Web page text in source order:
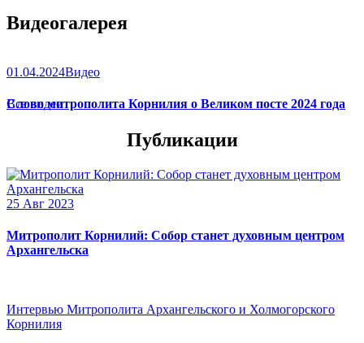
Видеогалерея
01.04.2024Видео
Слово митрополита Корнилия о Великом посте 2024 года
Все видео
Публикации
25 Авг 2023
Митрополит Корнилий: Собор станет духовным центром
Архангельска
Интервью Митрополита Архангельского и Холмогорского
Корнилия